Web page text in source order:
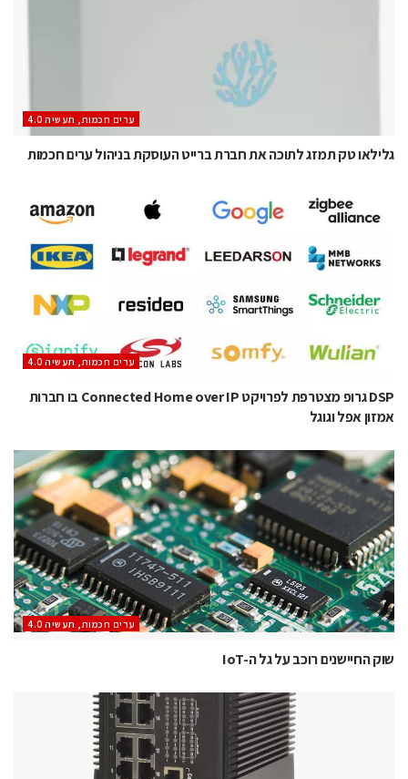
ערים חכמות, תעשיה 4.0
גלילאו טק תמזג לתוכה את חברת ברייט העוסקת בניהול ערים חכמות
ערים חכמות, תעשיה 4.0
DSP גרופ מצטרפת לפרויקט Connected Home over IP בו חברות
אמזון אפל וגוגל
ערים חכמות, תעשיה 4.0
שוק החיישנים רוכב על גל ה-IoT